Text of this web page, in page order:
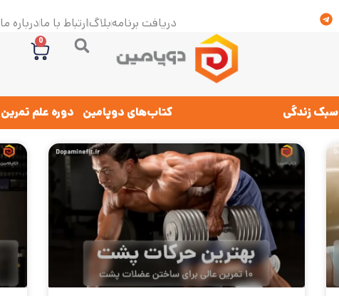
دریافت برنامهبلاگارتباط با مادرباره ما
0
سبک زندگی کتاب‌های دوپامین دوره علم تمرین